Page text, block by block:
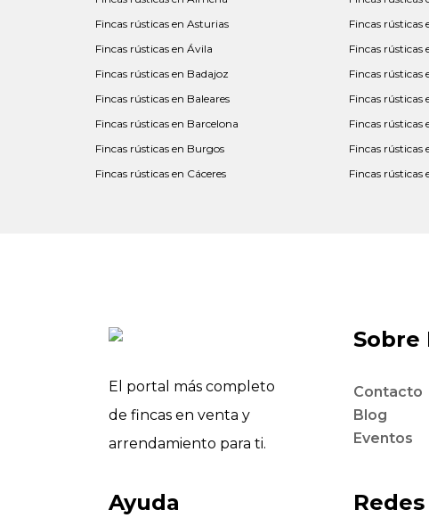
Fincas rústicas en Asturias
Fincas rústicas en Ávila
Fincas rústicas en Badajoz
Fincas rústicas en Baleares
Fincas rústicas en Barcelona
Fincas rústicas en Burgos
Fincas rústicas en Cáceres
Fincas rústicas
Fincas rústicas
Fincas rústicas
Fincas rústicas
Fincas rústicas
Fincas rústicas
Fincas rústicas
El portal más completo
de fincas en venta y
arrendamiento para ti.
Sobre
Contacto
Blog
Eventos
Ayuda